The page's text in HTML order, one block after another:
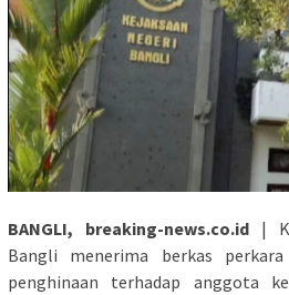
BANGLI, breaking-news.co.id |
Bangli menerima berkas
penghinaan terhadap anggota